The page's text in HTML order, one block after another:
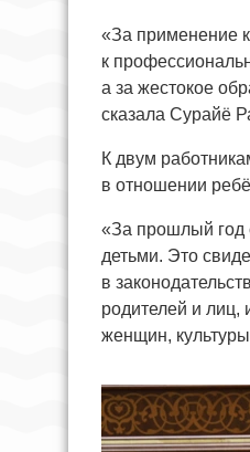
«За применение
к
а за жестокое
сказала Сурайё
К двум
в отношении
«За прошлый год
детьми. Это
в
родителей и
женщин,